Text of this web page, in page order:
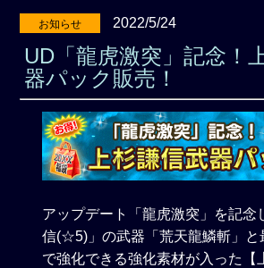
お知らせ 2022/5/24
UD「龍虎激突」記念！
器パック販売！
アップデート「龍虎激突」を記念
信(☆5)」の武器「荒天龍鱗斬」と
で強化できる強化素材が入った【